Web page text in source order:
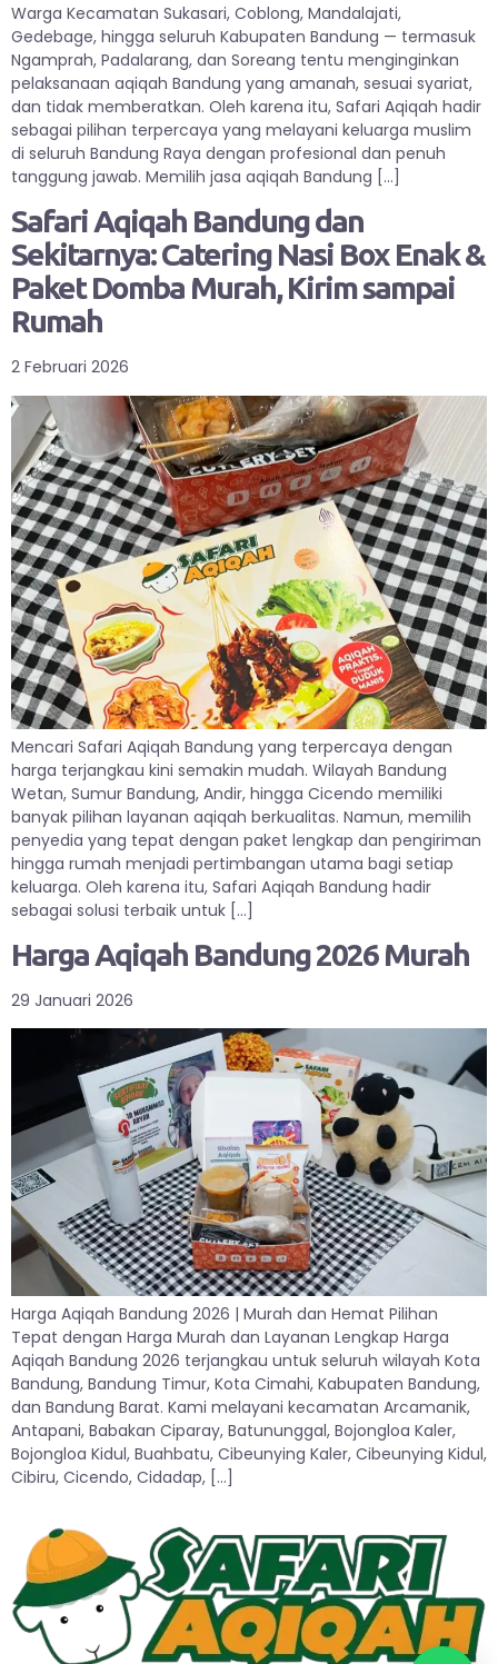
Warga Kecamatan Sukasari, Coblong, Mandalajati,
Gedebage, hingga seluruh Kabupaten Bandung — termasuk
Ngamprah, Padalarang, dan Soreang tentu menginginkan
pelaksanaan aqiqah Bandung yang amanah, sesuai syariat,
dan tidak memberatkan. Oleh karena itu, Safari Aqiqah hadir
sebagai pilihan terpercaya yang melayani keluarga muslim
di seluruh Bandung Raya dengan profesional dan penuh
tanggung jawab. Memilih jasa aqiqah Bandung […]
Safari Aqiqah Bandung dan
Sekitarnya: Catering Nasi Box Enak &
Paket Domba Murah, Kirim sampai
Rumah
2 Februari 2026
Mencari Safari Aqiqah Bandung yang terpercaya dengan
harga terjangkau kini semakin mudah. Wilayah Bandung
Wetan, Sumur Bandung, Andir, hingga Cicendo memiliki
banyak pilihan layanan aqiqah berkualitas. Namun, memilih
penyedia yang tepat dengan paket lengkap dan pengiriman
hingga rumah menjadi pertimbangan utama bagi setiap
keluarga. Oleh karena itu, Safari Aqiqah Bandung hadir
sebagai solusi terbaik untuk […]
Harga Aqiqah Bandung 2026 Murah
29 Januari 2026
Harga Aqiqah Bandung 2026 | Murah dan Hemat Pilihan
Tepat dengan Harga Murah dan Layanan Lengkap Harga
Aqiqah Bandung 2026 terjangkau untuk seluruh wilayah Kota
Bandung, Bandung Timur, Kota Cimahi, Kabupaten Bandung,
dan Bandung Barat. Kami melayani kecamatan Arcamanik,
Antapani, Babakan Ciparay, Batununggal, Bojongloa Kaler,
Bojongloa Kidul, Buahbatu, Cibeunying Kaler, Cibeunying Kidul,
Cibiru, Cicendo, Cidadap, […]